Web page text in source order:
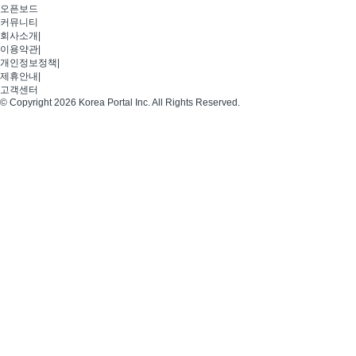
오픈보드
커뮤니티
회사소개
이용약관
개인정보정책
제휴안내
고객센터
© Copyright 2026 Korea Portal Inc. All Rights Reserved.